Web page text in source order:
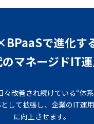
で進化す
マネージドIT
々改善され続けている“体
として拡張し、企業のIT運
に向上させます。